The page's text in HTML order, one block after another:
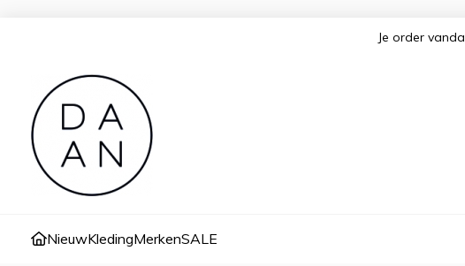
Je order
NieuwKledingMerkenSALE